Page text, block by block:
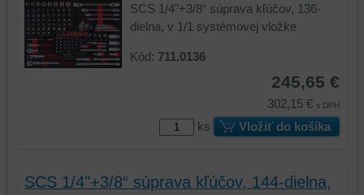
SCS 1/4"+3/8“ súprava kľúčov, 136-
dielna, v 1/1 systémovej vložke
Kód: 711.0136
245,65 €
302,15 € s DPH
ks Vložiť do košíka
SCS 1/4"+3/8“ súprava kľúčov, 144-dielna,